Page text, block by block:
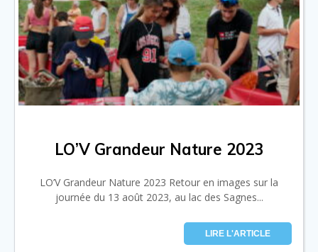
LO’V Grandeur Nature 2023
LO’V Grandeur Nature 2023 Retour en images sur la
journée du 13 août 2023, au lac des Sagnes...
LIRE L'ARTICLE